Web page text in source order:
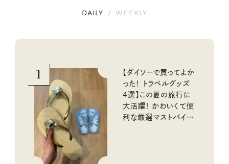
DAILY / WEEKLY
1
【ダイソーで買ってよか
った！ トラベルグッズ
4選】この夏の旅行に
大活躍！ かわいくて便
利な厳選マストバイア